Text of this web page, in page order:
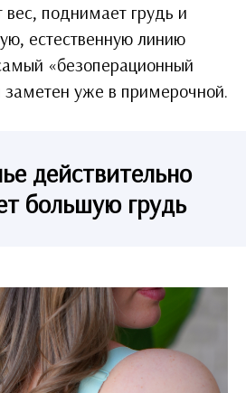
вес, поднимает грудь и
естественную линию
«безоперационный
заметен уже в примерочной.
действительно
большую грудь